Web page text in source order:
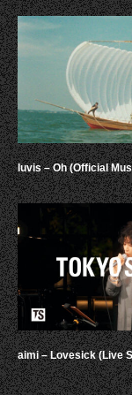
luvis – Oh (Official
aimi – Lovesick (Live